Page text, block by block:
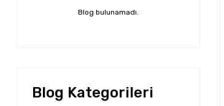
Blog bulunamadı.
Blog Kategorileri